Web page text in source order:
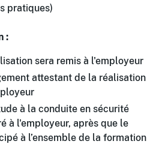
pratiques)
:
sera remis à l'employeur
attestant de la réalisation
à la conduite en sécurité
à l'employeur, après que le
à l’ensemble de la formation